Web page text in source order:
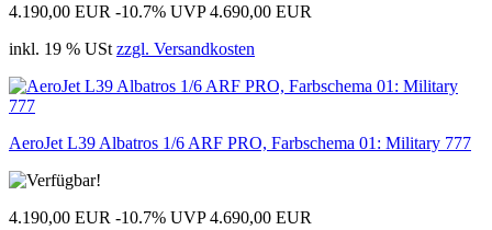
4.190,00 EUR -10.7% UVP 4.690,00 EUR
inkl. 19 % USt zzgl. Versandkosten
AeroJet L39 Albatros 1/6 ARF PRO, Farbschema 01: Military 777
4.190,00 EUR -10.7% UVP 4.690,00 EUR